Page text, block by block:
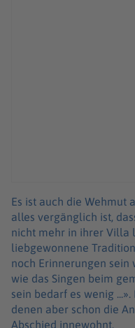
Es ist auch die Wehmut
alles vergänglich ist,
nicht mehr in ihrer Villa
liebgewonnene
noch Erinnerungen sein
wie das Singen beim
sein bedarf es wenig
denen aber schon die
Abschied innewohnt.